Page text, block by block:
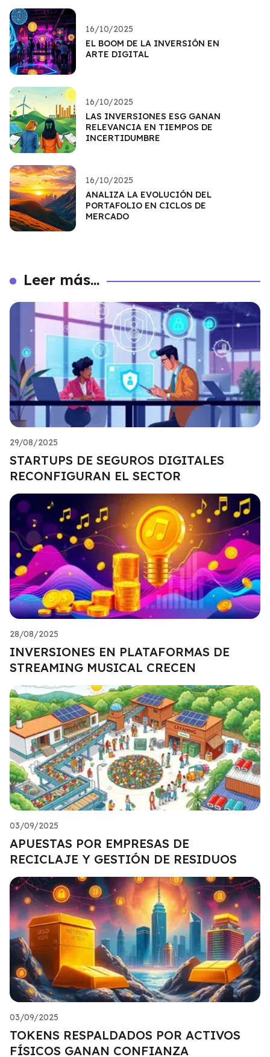
16/10/2025
EL BOOM DE LA INVERSIÓN EN
ARTE DIGITAL
16/10/2025
LAS INVERSIONES ESG GANAN
RELEVANCIA EN TIEMPOS DE
INCERTIDUMBRE
16/10/2025
ANALIZA LA EVOLUCIÓN DEL
PORTAFOLIO EN CICLOS DE
MERCADO
Leer más...
29/08/2025
STARTUPS DE SEGUROS DIGITALES
RECONFIGURAN EL SECTOR
28/08/2025
INVERSIONES EN PLATAFORMAS DE
STREAMING MUSICAL CRECEN
03/09/2025
APUESTAS POR EMPRESAS DE
RECICLAJE Y GESTIÓN DE RESIDUOS
03/09/2025
TOKENS RESPALDADOS POR ACTIVOS
FÍSICOS GANAN CONFIANZA